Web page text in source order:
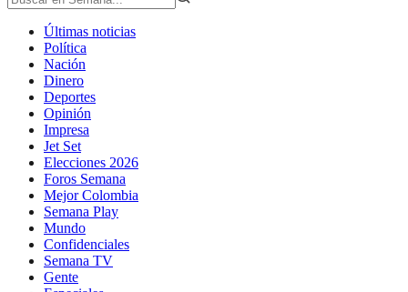
Últimas noticias
Política
Nación
Dinero
Deportes
Opinión
Impresa
Jet Set
Elecciones 2026
Foros Semana
Mejor Colombia
Semana Play
Mundo
Confidenciales
Semana TV
Gente